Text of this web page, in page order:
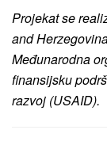
Projekat se
and
Međunarodna
finansijsku
razvoj (USAID).